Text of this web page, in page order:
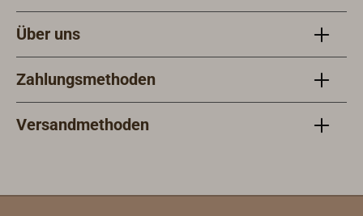
Über uns
Zahlungsmethoden
Versandmethoden